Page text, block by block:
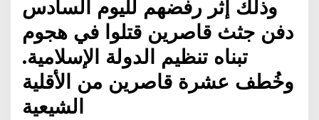
وذلك إثر رفضهم لليوم السادس
دفن جثث قاصرين قتلوا في هجوم
تبناه تنظيم الدولة الإسلامية.
وخُطف عشرة قاصرين من الأقلية
الشيعية